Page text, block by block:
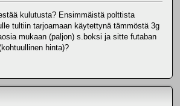
kulutusta? Ensimmäistä polttista
tultiin tarjoamaan käytettynä tämmöstä 3g
mukaan (paljon) s.boksi ja sitte futaban
hinta)?